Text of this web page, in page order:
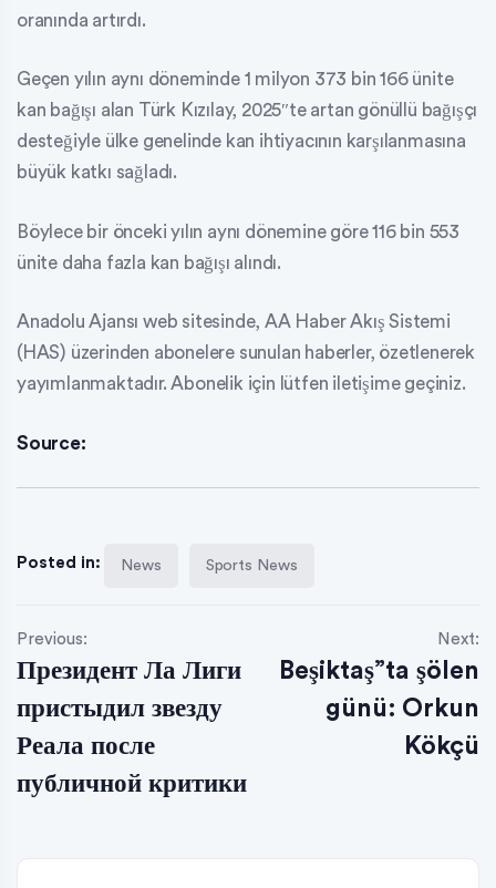
oranında artırdı.
Geçen yılın aynı döneminde 1 milyon 373 bin 166 ünite
kan bağışı alan Türk Kızılay, 2025″te artan gönüllü bağışçı
desteğiyle ülke genelinde kan ihtiyacının karşılanmasına
büyük katkı sağladı.
Böylece bir önceki yılın aynı dönemine göre 116 bin 553
ünite daha fazla kan bağışı alındı.
Anadolu Ajansı web sitesinde, AA Haber Akış Sistemi
(HAS) üzerinden abonelere sunulan haberler, özetlenerek
yayımlanmaktadır. Abonelik için lütfen iletişime geçiniz.
Source:
Posted in: News Sports News
Previous:
Президент Ла Лиги
пристыдил звезду
Реала после
публичной критики
Next:
Beşiktaş”ta şölen
günü: Orkun
Kökçü